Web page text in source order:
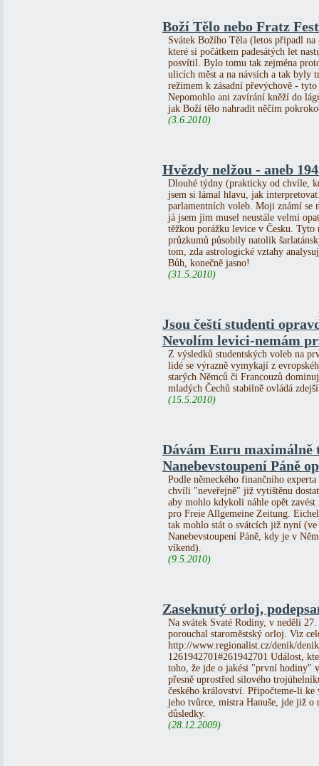
Boží Tělo nebo Fratz
Svátek Božího Těla (letos připadl
které si počátkem padesátých let
posvítil. Bylo tomu tak zejména
ulicích měst a na návsích a tak byly
režimem k zásadní převýchově -
Nepomohlo ani zavírání kněží do
jak Boží tělo nahradit něčím
(3.6.2010)
Hvězdy nelžou - aneb
Dlouhé týdny (prakticky od chvíle,
jsem si lámal hlavu, jak
parlamentních voleb. Moji známí se
já jsem jim musel neustále velmi
těžkou porážku levice v Česku.
průzkumů působily natolik
tom, zda astrologické vztahy
Bůh, konečně jasno!
(31.5.2010)
Jsou čeští studenti
Nevolím levici-nemám
Z výsledků studentských voleb na
lidé se výrazně vymykají z
starých Němců či Francouzů
mladých Čechů stabilně ovládá
(15.5.2010)
Dávám Euru maximálně
Nanebevstoupení Páně
Podle německého finančního
chvíli "neveřejně" již vytištěnu
aby mohlo kdykoli náhle opět
pro Freie Allgemeine Zeitung.
tak mohlo stát o svátcích již nyní
Nanebevstoupení Páně, kdy je v
víkend).
(9.5.2010)
Zaseknutý orloj,
Na svátek Svaté Rodiny, v neděli
porouchal staroměstský orloj. Viz
http://www.regionalist.cz/denik/
1261942701#261942701 Událost,
toho, že jde o jakési "první hodiny"
přesně uprostřed silového
českého království. Připočteme-li ke
jeho tvůrce, mistra Hanuše, jde již o
důsledky.
(28.12.2009)